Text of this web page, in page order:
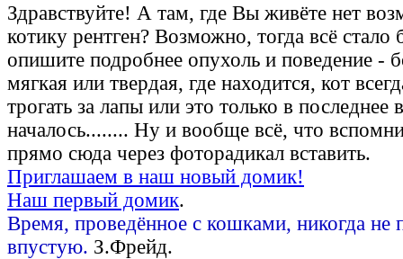
Здравствуйте! А там, где Вы живёте нет
котику рентген? Возможно, тогда всё
опишите подробнее опухоль и поведение -
мягкая или твердая, где находится, кот
трогать за лапы или это только в последнее
началось........ Ну и вообще всё, что
прямо сюда через фоторадикал вставить.
Приглашаем в наш новый домик!
Наш первый домик.
Время, проведённое с кошками, никогда не
впустую. З.Фрейд.